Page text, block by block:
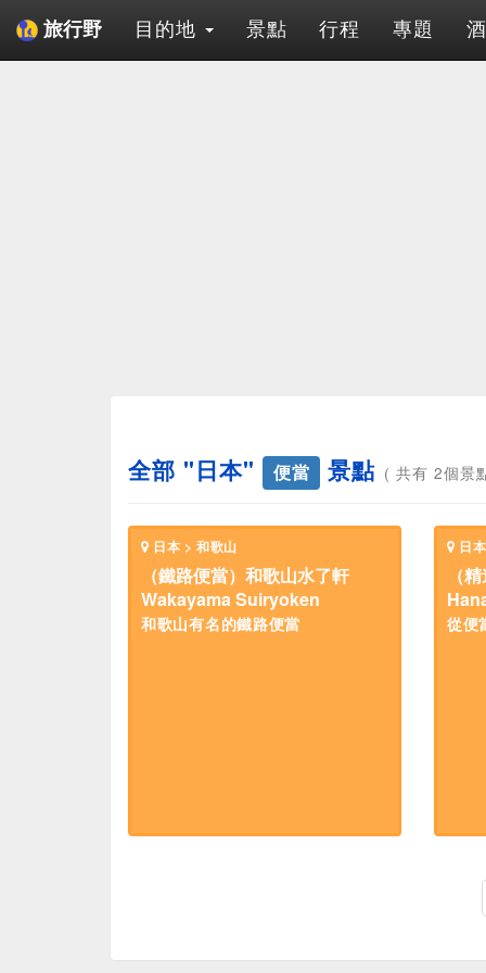
旅行野 目的地 景點 行程 專題
全部 "日本" 便當 景點 ( 共有 2個景
日本 > 和歌山
（鐵路便當）和歌山水了軒
Wakayama Suiryoken
和歌山有名的鐵路便當
日
（
從便